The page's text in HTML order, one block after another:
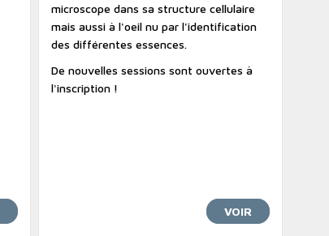
microscope dans sa structure cellulaire
mais aussi à l'oeil nu par l'identification
des différentes essences.
De nouvelles sessions sont ouvertes à
l'inscription !
VOIR